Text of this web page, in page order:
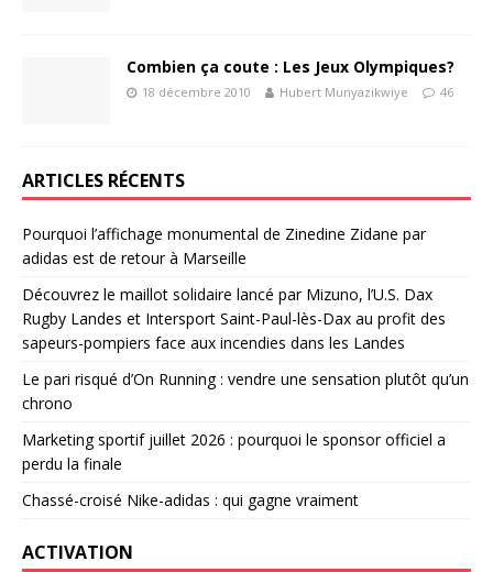
Combien ça coute : Les Jeux Olympiques?
18 décembre 2010 Hubert Munyazikwiye 46
ARTICLES RÉCENTS
Pourquoi l’affichage monumental de Zinedine Zidane par
adidas est de retour à Marseille
Découvrez le maillot solidaire lancé par Mizuno, l’U.S. Dax
Rugby Landes et Intersport Saint-Paul-lès-Dax au profit des
sapeurs-pompiers face aux incendies dans les Landes
Le pari risqué d’On Running : vendre une sensation plutôt qu’un
chrono
Marketing sportif juillet 2026 : pourquoi le sponsor officiel a
perdu la finale
Chassé-croisé Nike-adidas : qui gagne vraiment
ACTIVATION